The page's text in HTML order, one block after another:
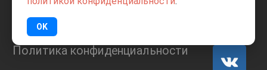
ИП Баранов А.С. 2026
Политика конфиденциальности
OK